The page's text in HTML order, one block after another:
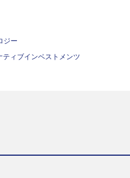
ジー
ィブインベストメンツ